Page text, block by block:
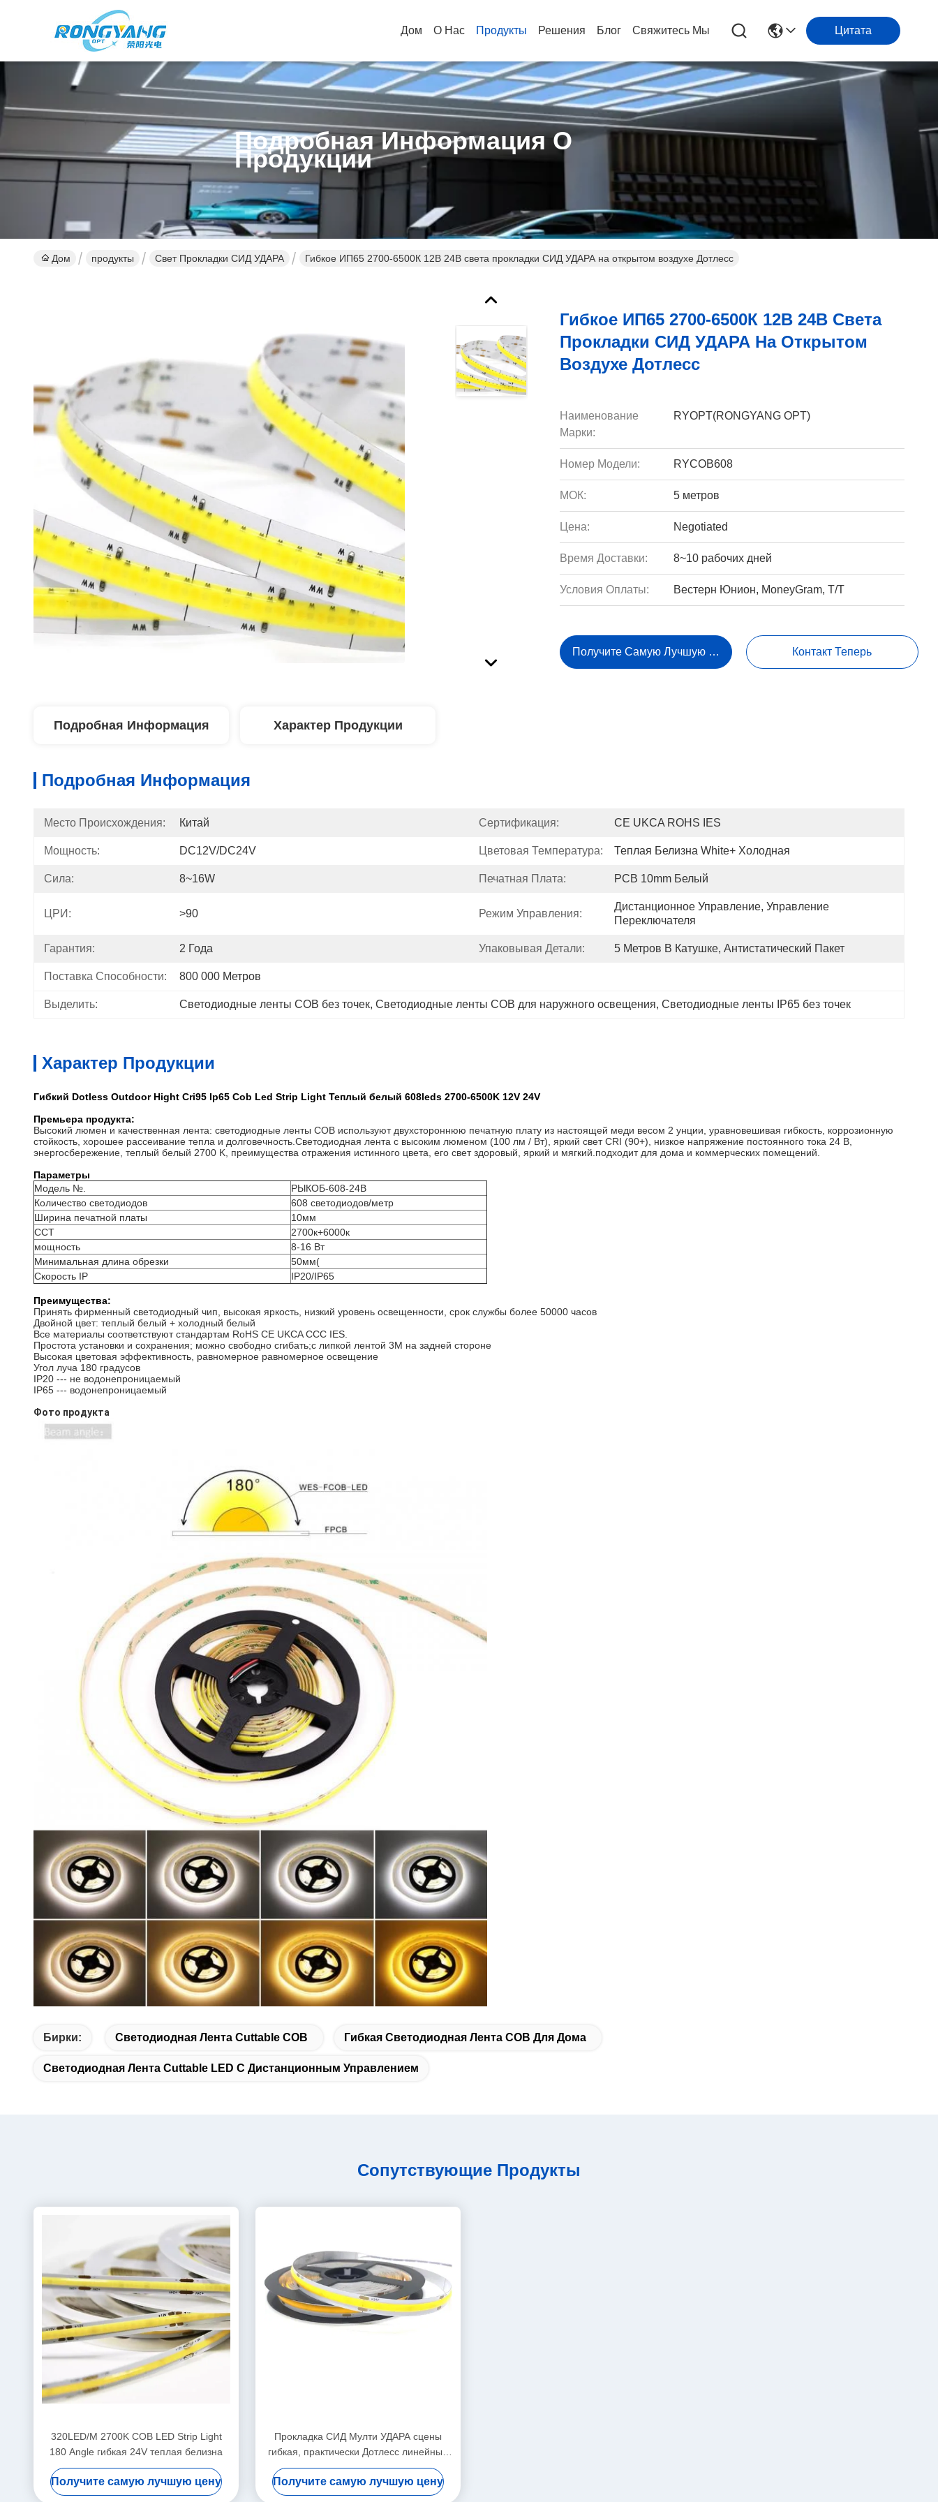
Дом О Нас Продукты Решения Блог Свяжитесь Мы Цитата
Подробная Информация О
Продукции
Дом продукты Свет Прокладки СИД УДАРА Гибкое ИП65 2700-6500К 12В 24В света прокладки СИД УДАРА на открытом воздухе Дотлесс
Гибкое ИП65 2700-6500К 12В 24В Света
Прокладки СИД УДАРА На Открытом
Воздухе Дотлесс
Наименование
Марки:
RYOPT(RONGYANG OPT)
Номер Модели: RYCOB608
МОК: 5 метров
Цена: Negotiated
Время Доставки: 8~10 рабочих дней
Условия Оплаты: Вестерн Юнион, MoneyGram, Т/Т
Получите Самую Лучшую Цену Контакт Теперь
Подробная Информация Характер Продукции
Подробная Информация
Место Происхождения: Китай Сертификация: CE UKCA ROHS IES
Мощность: DC12V/DC24V Цветовая Температура: Теплая Белизна White+ Холодная
Сила: 8~16W Печатная Плата: PCB 10mm Белый
ЦРИ: >90 Режим Управления:
Дистанционное Управление, Управление
Переключателя
Гарантия: 2 Года Упаковывая Детали: 5 Метров В Катушке, Антистатический Пакет
Поставка Способности: 800 000 Метров
Выделить: Светодиодные ленты COB без точек, Светодиодные ленты COB для наружного освещения, Светодиодные ленты IP65 без точек
Характер Продукции
Гибкий Dotless Outdoor Hight Cri95 Ip65 Cob Led Strip Light Теплый белый 608leds 2700-6500K 12V 24V
Премьера продукта:
Высокий люмен и качественная лента: светодиодные ленты COB используют двухстороннюю печатную плату из настоящей меди весом 2 унции, уравновешивая гибкость, коррозионную
стойкость, хорошее рассеивание тепла и долговечность.Светодиодная лента с высоким люменом (100 лм / Вт), яркий свет CRI (90+), низкое напряжение постоянного тока 24 В,
энергосбережение, теплый белый 2700 K, преимущества отражения истинного цвета, его свет здоровый, яркий и мягкий.подходит для дома и коммерческих помещений.
Параметры
Модель №.
РЫКОБ-608-24В
Количество светодиодов
608 светодиодов/метр
Ширина печатной платы
10мм
ССТ
2700к+6000к
мощность
8-16 Вт
Минимальная длина обрезки
50мм(
Скорость IP
IP20/IP65
Преимущества:
Принять фирменный светодиодный чип, высокая яркость, низкий уровень освещенности, срок службы более 50000 часов
Двойной цвет: теплый белый + холодный белый
Все материалы соответствуют стандартам RoHS CE UKCA CCC IES.
Простота установки и сохранения; можно свободно сгибать;с липкой лентой 3M на задней стороне
Высокая цветовая эффективность, равномерное равномерное освещение
Угол луча 180 градусов
IP20 --- не водонепроницаемый
IP65 --- водонепроницаемый
Фото продукта
Бирки: Светодиодная Лента Cuttable COB Гибкая Светодиодная Лента COB Для Дома
Светодиодная Лента Cuttable LED С Дистанционным Управлением
Сопутствующие Продукты
320LED/M 2700K COB LED Strip Light
180 Angle гибкая 24V теплая белизна
Получите самую лучшую цену
Прокладка СИД Мулти УДАРА сцены
гибкая, практически Дотлесс линейные
света прокладки СИД
Получите самую лучшую цену